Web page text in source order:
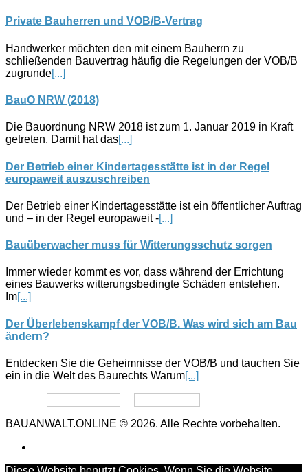
Private Bauherren und VOB/B-Vertrag
Handwerker möchten den mit einem Bauherrn zu
schließenden Bauvertrag häufig die Regelungen der VOB/B
zugrunde[...]
BauO NRW (2018)
Die Bauordnung NRW 2018 ist zum 1. Januar 2019 in Kraft
getreten. Damit hat das[...]
Der Betrieb einer Kindertagesstätte ist in der Regel
europaweit auszuschreiben
Der Betrieb einer Kindertagesstätte ist ein öffentlicher Auftrag
und – in der Regel europaweit -[...]
Bauüberwacher muss für Witterungsschutz sorgen
Immer wieder kommt es vor, dass während der Errichtung
eines Bauwerks witterungsbedingte Schäden entstehen.
Im[...]
Der Überlebenskampf der VOB/B. Was wird sich am Bau
ändern?
Entdecken Sie die Geheimnisse der VOB/B und tauchen Sie
ein in die Welt des Baurechts Warum[...]
BAUANWALT.ONLINE © 2026. Alle Rechte vorbehalten.